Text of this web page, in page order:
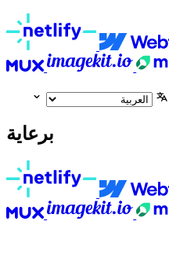
برعاية